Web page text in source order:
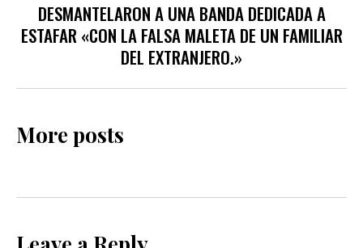
DESMANTELARON A UNA BANDA DEDICADA A
ESTAFAR «CON LA FALSA MALETA DE UN FAMILIAR
DEL EXTRANJERO.»
More posts